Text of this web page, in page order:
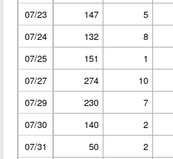
07/23
147 5
07/24
132 8
07/25
151 1
07/27
274 10
07/29
230 7
07/30
140 2
07/31
50 2